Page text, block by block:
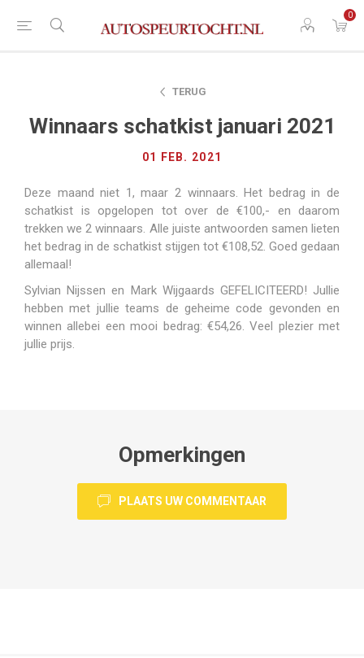
0
TERUG
Winnaars schatkist januari 2021
01 FEB. 2021
Deze maand niet 1, maar 2 winnaars. Het bedrag in de
schatkist is opgelopen tot over de €100,- en daarom
trekken we 2 winnaars. Alle juiste antwoorden samen lieten
het bedrag in de schatkist stijgen tot €108,52. Goed gedaan
allemaal!
Sylvian Nijssen en Mark Wijgaards GEFELICITEERD! Jullie
hebben met jullie teams de geheime code gevonden en
winnen allebei een mooi bedrag: €54,26. Veel plezier met
jullie prijs.
Opmerkingen
PLAATS UW COMMENTAAR